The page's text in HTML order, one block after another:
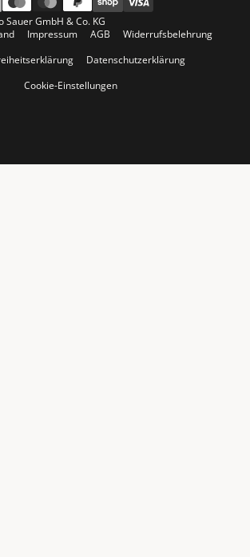
GmbH & Co. KG
Impressum AGB
Widerrufsbelehrung
Datenschutzerklärung
Cookie-Einstellungen